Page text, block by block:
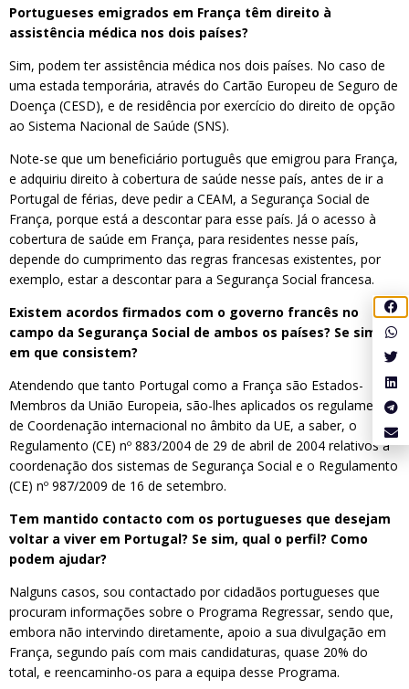
Portugueses emigrados em França têm direito à
assistência médica nos dois países?
Sim, podem ter assistência médica nos dois países. No caso de
uma estada temporária, através do Cartão Europeu de Seguro de
Doença (CESD), e de residência por exercício do direito de opção
ao Sistema Nacional de Saúde (SNS).
Note-se que um beneficiário português que emigrou para França,
e adquiriu direito à cobertura de saúde nesse país, antes de ir a
Portugal de férias, deve pedir a CEAM, a Segurança Social de
França, porque está a descontar para esse país. Já o acesso à
cobertura de saúde em França, para residentes nesse país,
depende do cumprimento das regras francesas existentes, por
exemplo, estar a descontar para a Segurança Social francesa.
Existem acordos firmados com o governo francês no
campo da Segurança Social de ambos os países? Se sim,
em que consistem?
Atendendo que tanto Portugal como a França são Estados-
Membros da União Europeia, são-lhes aplicados os regulamentos
de Coordenação internacional no âmbito da UE, a saber, o
Regulamento (CE) nº 883/2004 de 29 de abril de 2004 relativos à
coordenação dos sistemas de Segurança Social e o Regulamento
(CE) nº 987/2009 de 16 de setembro.
Tem mantido contacto com os portugueses que desejam
voltar a viver em Portugal? Se sim, qual o perfil? Como
podem ajudar?
Nalguns casos, sou contactado por cidadãos portugueses que
procuram informações sobre o Programa Regressar, sendo que,
embora não intervindo diretamente, apoio a sua divulgação em
França, segundo país com mais candidaturas, quase 20% do
total, e reencaminho-os para a equipa desse Programa.